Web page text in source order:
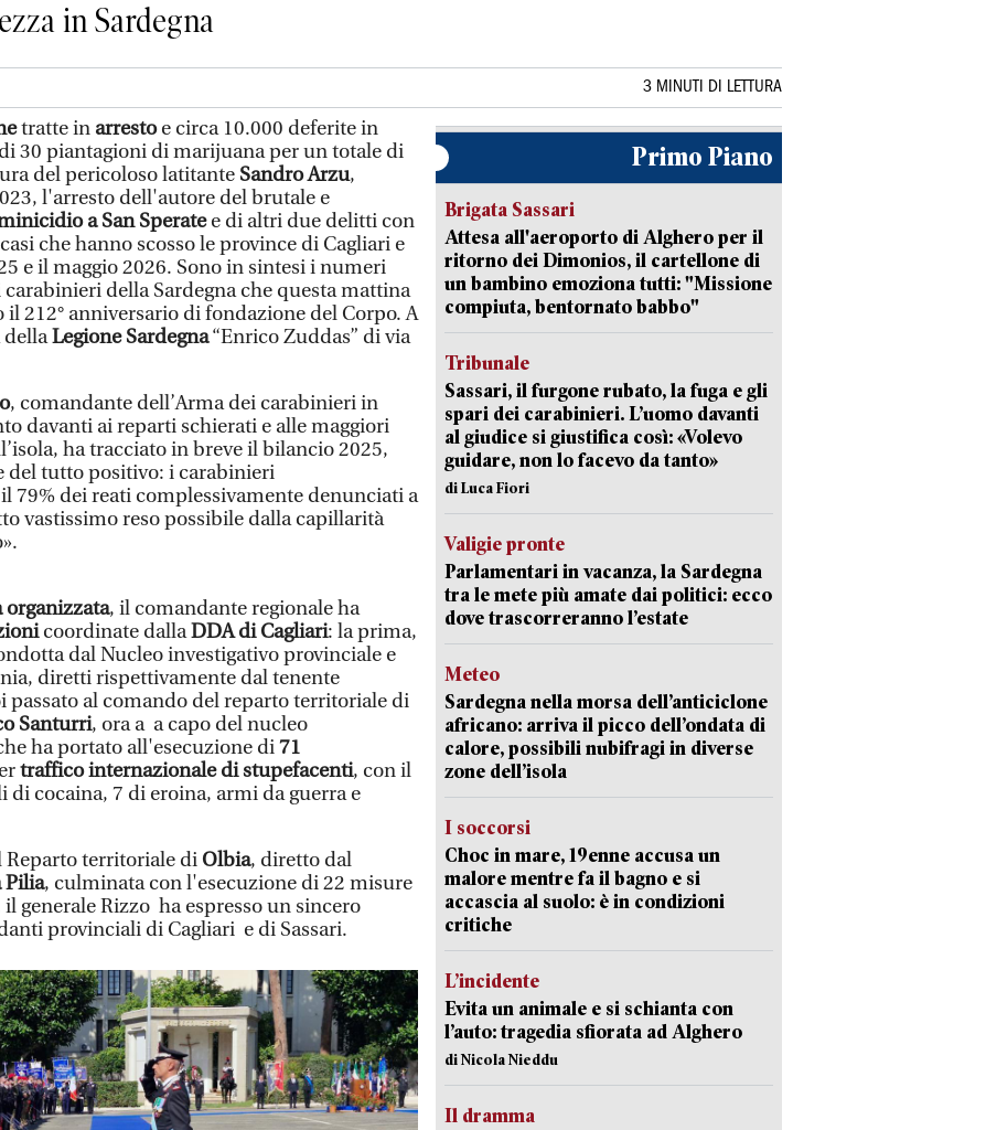
in Sardegna
3 MINUTI DI LETTURA
tratte in arrestoe circa 10.000 deferite in
30 piantagioni di marijuana per un totale di
del pericoloso latitante Sandro Arzu,
l'arresto dell'autore del brutale e
a San Speratee di altri due delitti con
che hanno scosso le province di Cagliari e
e il maggio 2026. Sono in sintesi i numeri
della Sardegna che questa mattina
212° anniversario di fondazione del Corpo. A
dellaLegione Sardegna“Enrico Zuddas” di via
, comandante dell’Arma dei carabinieri in
davanti ai reparti schierati e alle maggiori
ha tracciato in breve il bilancio 2025,
del tutto positivo: i carabinieri
79% dei reati complessivamente denunciati a
vastissimo reso possibile dalla capillarità
, il comandante regionale ha
coordinate dallaDDA di Cagliari: la prima,
dal Nucleo investigativo provinciale e
diretti rispettivamente dal tenente
passato al comando del reparto territoriale di
Santurri, ora a a capo del nucleo
ha portato all'esecuzione di71
traffico internazionale di stupefacenti, con il
di cocaina, 7 di eroina, armi da guerra e
Reparto territoriale di Olbia, diretto dal
Pilia, culminata con l'esecuzione di 22 misure
generale Rizzo ha espresso un sincero
provinciali di Cagliari e di Sassari.
Primo Piano
Brigata Sassari
Attesa all'aeroporto di Alghero per il
ritorno dei Dimonios, il cartellone di
un bambino emoziona tutti: "Missione
compiuta, bentornato babbo"
Tribunale
Sassari, il furgone rubato, la fuga e gli
spari dei carabinieri. L’uomo davanti
al giudice si giustifica così: «Volevo
guidare, non lo facevo da tanto»
di Luca Fiori
Valigie pronte
Parlamentari in vacanza, la Sardegna
tra le mete più amate dai politici: ecco
dove trascorreranno l’estate
Meteo
Sardegna nella morsa dell’anticiclone
africano: arriva il picco dell’ondata di
calore, possibili nubifragi in diverse
zone dell’isola
I soccorsi
Choc in mare, 19enne accusa un
malore mentre fa il bagno e si
accascia al suolo: è in condizioni
critiche
L’incidente
Evita un animale e si schianta con
l’auto: tragedia sfiorata ad Alghero
di Nicola Nieddu
Il dramma